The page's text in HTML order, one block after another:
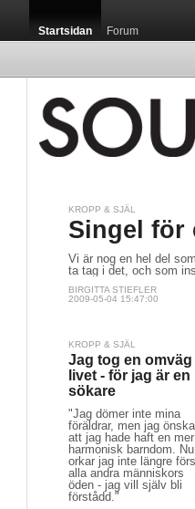
Startsidan Forum
KROPP & SJÄL
Singel för
Vi är nog en hel del
ta tag i det, och som
BIRGITTA STIEFLER
2009-05-04 15:47:00
KROPP & SJÄL
Jag tog en omväg
livet - för jag är en
sökare
"Jag dömer inte mina
föräldrar, men jag
att jag hade haft en mer
harmonisk barndom. Nu
orkar jag inte längre
alla andra människors
öden - jag vill själv bli
förstådd."